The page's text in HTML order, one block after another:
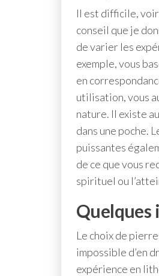
Il est difficile,
conseil que je
de varier les
exemple, vous
en
utilisation, vous
nature. Il existe
dans une poche.
puissantes
de ce que vous
spirituel ou
Quelques
Le choix de
impossible d’en
expérience en